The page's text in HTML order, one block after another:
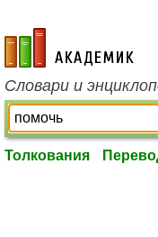
academic.ru
Словари и
Толкования